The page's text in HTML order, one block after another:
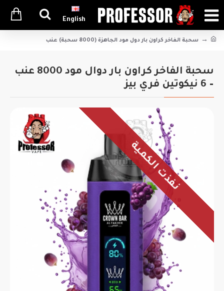
English
سحبة الفاخر كراون بار دول مود الجاهزة (8000 سحبة) عنب
سحبة الفاخر كراون بار دوال مود 8000 عنب
– 6 نيكوتين فري بيز
نفذت الكمية